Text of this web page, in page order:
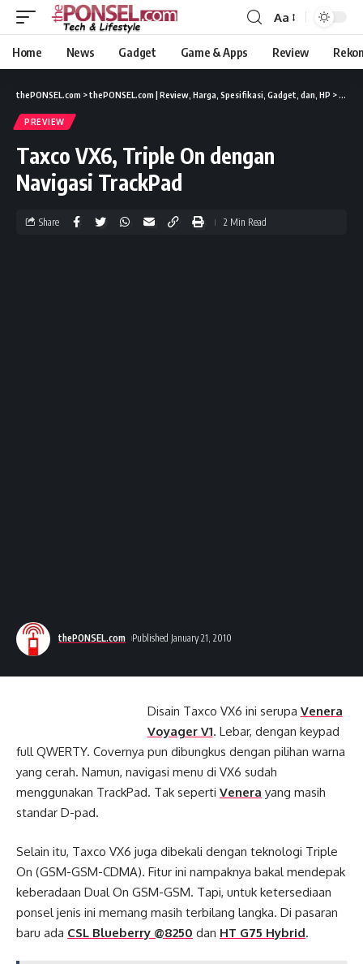
Aa
Home News Gadget Game & Apps Review
thePONSEL.com >thePONSEL.com | Review, Harga, Spesifikasi, Gadget, dan, HP >
PREVIEW
Taxco VX6, Triple On dengan
Navigasi TrackPad
thePONSEL.com Published January 21, 2010
Share 2 Min Read
Disain Taxco VX6 ini serupa Venera
Voyager V1. Lebar, dengan keypad
full QWERTY. Covernya pun dibungkus dengan pilihan warna
yang cerah. Namun, navigasi menu di VX6 sudah
menggunakan TrackPad. Tak seperti Venera yang masih
standar D-pad.
Selain itu, Taxco VX6 juga dibekali dengan teknologi Triple
On (GSM-GSM-CDMA). Fitur ini nampaknya bakal mendepak
keberadaan Dual On GSM-GSM. Tapi, untuk ketersediaan
ponsel jenis ini memang masih terbilang langka. Di pasaran
baru ada CSL Blueberry @8250 dan HT G75 Hybrid.